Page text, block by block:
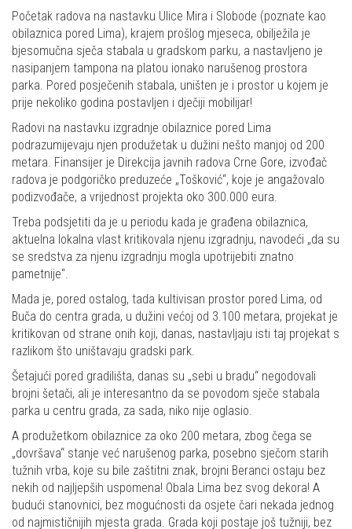
Share
Početak radova na nastavku Ulice Mira i Slobode (poznate kao
obilaznica pored Lima), krajem prošlog mjeseca, obilježila je
bjesomučna sječa stabala u gradskom parku, a nastavljeno je
nasipanjem tampona na platou ionako narušenog prostora
parka. Pored posječenih stabala, uništen je i prostor u kojem je
prije nekoliko godina postavljen i dječiji mobilijar!
Radovi na nastavku izgradnje obilaznice pored Lima
podrazumijevaju njen produžetak u dužini nešto manjoj od 200
metara. Finansijer je Direkcija javnih radova Crne Gore, izvođač
radova je podgoričko preduzeće „Tošković“, koje je angažovalo
podizvođače, a vrijednost projekta oko 300.000 eura.
Treba podsjetiti da je u periodu kada je građena obilaznica,
aktuelna lokalna vlast kritikovala njenu izgradnju, navodeći „da su
se sredstva za njenu izgradnju mogla upotrijebiti znatno
pametnije“.
Mada je, pored ostalog, tada kultivisan prostor pored Lima, od
Buča do centra grada, u dužini većoj od 3.100 metara, projekat je
kritikovan od strane onih koji, danas, nastavljaju isti taj projekat s
razlikom što uništavaju gradski park.
Šetajući pored gradilišta, danas su „sebi u bradu“ negodovali
brojni šetači, ali je interesantno da se povodom sječe stabala
parka u centru grada, za sada, niko nije oglasio.
A produžetkom obilaznice za oko 200 metara, zbog čega se
„dovršava“ stanje već narušenog parka, posebno sječom starih
tužnih vrba, koje su bile zaštitni znak, brojni Beranci ostaju bez
nekih od najljepših uspomena! Obala Lima bez svog dekora! A
budući stanovnici, bez mogućnosti da osjete čari nekada jednog
od najmističnijih mjesta grada. Grada koji postaje još tužniji, bez